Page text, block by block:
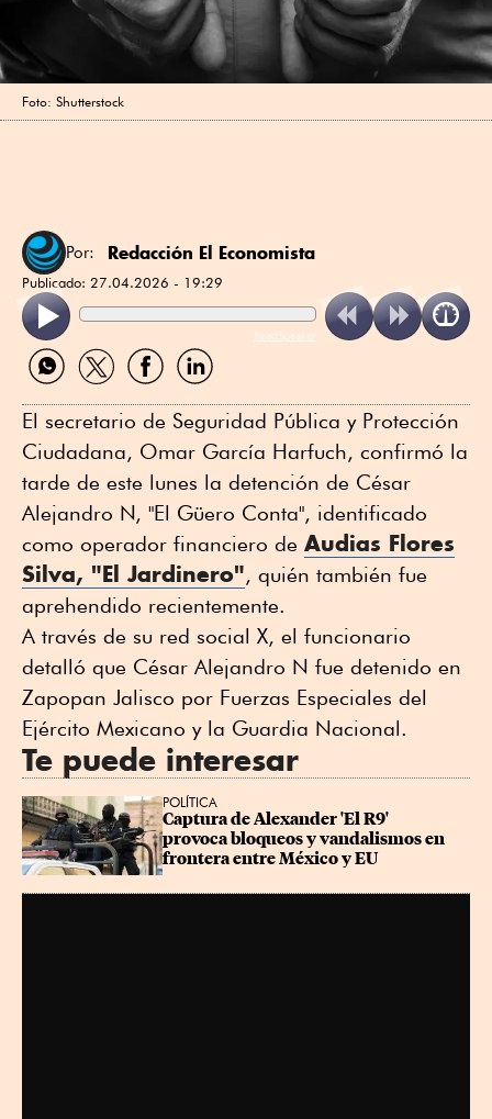
Foto: Shutterstock
Por: Redacción El Economista
Publicado: 27.04.2026 - 19:29
ReadSpeaker
Compartir
por
Compartir
por
Compartir
por
Compartir
por
El secretario de Seguridad Pública y Protección
Ciudadana, Omar García Harfuch, confirmó la
tarde de este lunes la detención de César
Alejandro N, "El Güero Conta", identificado
como operador financiero de Audias Flores
Silva, "El Jardinero", quién también fue
aprehendido recientemente.
A través de su red social X, el funcionario
detalló que César Alejandro N fue detenido en
Zapopan Jalisco por Fuerzas Especiales del
Ejército Mexicano y la Guardia Nacional.
Te puede interesar
POLÍTICA
Captura de Alexander 'El R9'
provoca bloqueos y vandalismos en
frontera entre México y EU